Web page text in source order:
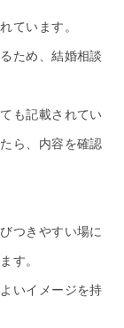
ています。
ため、結婚相談
も記載されてい
ら、内容を確認
つきやすい場に
す。
いイメージを持